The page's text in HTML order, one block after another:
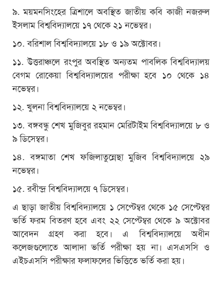
৯. ময়মনসিংহের ত্রিশালে অবস্থিত জাতীয় কবি কাজী নজরুল
ইসলাম বিশ্ববিদ্যালয়ে ১৭ থেকে ২১ নভেম্বর।
১০. বরিশাল বিশ্ববিদ্যালয়ে ১৮ ও ১৯ অক্টোবর।
১১. উত্তরাঞ্চলে রংপুর অবস্থিত অন্যতম পাবলিক বিশ্ববিদ্যালয়
বেগম রোকেয়া বিশ্ববিদ্যালয়ের পরীক্ষা হবে ১০ থেকে ১৪
নভেম্বর।
১২. খুলনা বিশ্ববিদ্যালয়ে ২ নভেম্বর।
১৩. বঙ্গবন্ধু শেখ মুজিবুর রহমান মেরিটাইম বিশ্ববিদ্যালয়ে ৮ ও
৯ ডিসেম্বর।
১৪. বঙ্গমাতা শেখ ফজিলাতুন্নেছা মুজিব বিশ্ববিদ্যালয়ে ২৯
নভেম্বর।
১৫. রবীন্দ্র বিশ্ববিদ্যালয়ে ৭ ডিসেম্বর।
এ ছাড়া জাতীয় বিশ্ববিদ্যালয়ে ১ সেপ্টেম্বর থেকে ১৫ সেপ্টেম্বর
ভর্তি ফরম বিতরণ হবে এবং ২২ সেপ্টেম্বর থেকে ৯ অক্টোবর
আবেদন গ্রহণ করা হবে। এ বিশ্ববিদ্যালয়ে অধীন
কলেজগুলোতে আলাদা ভর্তি পরীক্ষা হয় না। এসএসসি ও
এইচএসসি পরীক্ষার ফলাফলের ভিত্তিতে ভর্তি করা হয়।